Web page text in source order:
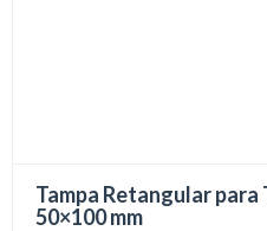
Tampa Retangular para
50×100 mm